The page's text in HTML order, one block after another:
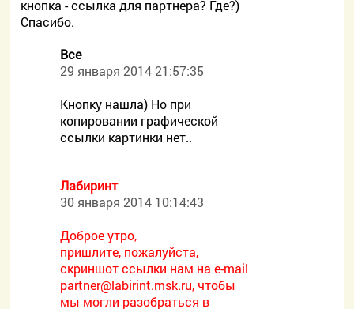
кнопка - ссылка для партнера? Где?)
Спасибо.
Все
29 января 2014 21:57:35
Кнопку нашла) Но при
копировании графической
ссылки картинки нет..
Лабиринт
30 января 2014 10:14:43
Доброе утро,
пришлите, пожалуйста,
скриншот ссылки нам на e-mail
partner@labirint.msk.ru, чтобы
мы могли разобраться в